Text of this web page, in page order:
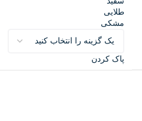
طلایی
مشکی
پاک کردن